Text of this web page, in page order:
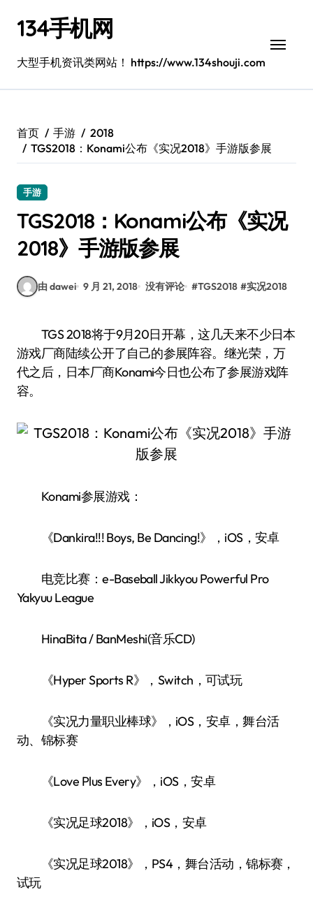
134手机网
大型手机资讯类网站！ https://www.134shouji.com
首页 手游
2018
TGS2018：Konami公布《实况2018》手游版参展
手游
TGS2018：Konami公布《实况
2018》手游版参展
由 dawei 9 月 21, 2018 没有评论 #TGS2018 #实况2018
TGS 2018将于9月20日开幕，这几天来不少日本
游戏厂商陆续公开了自己的参展阵容。继光荣，万
代之后，日本厂商Konami今日也公布了参展游戏阵
容。
Konami参展游戏：
《Dankira!!! Boys, Be Dancing!》，iOS，安卓
电竞比赛：e-Baseball Jikkyou Powerful Pro
Yakyuu League
HinaBita / BanMeshi(音乐CD)
《Hyper Sports R》，Switch，可试玩
《实况力量职业棒球》，iOS，安卓，舞台活
动、锦标赛
《Love Plus Every》，iOS，安卓
《实况足球2018》，iOS，安卓
《实况足球2018》，PS4，舞台活动，锦标赛，
试玩